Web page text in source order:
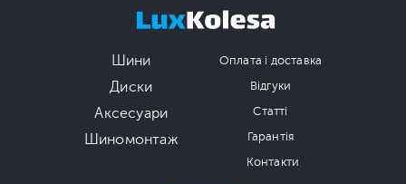
Шини
Диски
Аксесуари
Шиномонтаж
Оплата і доставка
Відгуки
Статті
Гарантія
Контакти